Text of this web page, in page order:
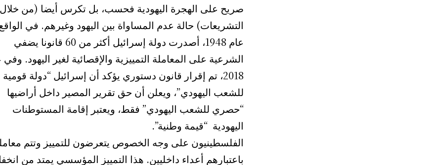
صريح على الهجرة اليهودية فحسب، بل تكرس أيضا (من خلال
التشريعات) حالة عدم المساواة بين اليهود وغيرهم. في
عام 1948، أصدرت دولة إسرائيل أكثر من 60 قانونا يضفي
الشرعية على المعاملة التمييزية والإقصائية لغير اليهود.
2018، تم إقرار قانون دستوري يؤكد أن إسرائيل “دولة قومية
للشعب اليهودي”، ويعلن أن حق تقرير المصير داخل أراضيها
“حصري للشعب اليهودي” فقط، ويعتبر إقامة المستوطنات
اليهودية “قيمة وطنية”.
الفلسطينيون على وجه الخصوص يتعرضون للتمييز وتتم
باعتبارهم أعداء داخليين. هذا التمييز المؤسسي يمتد من